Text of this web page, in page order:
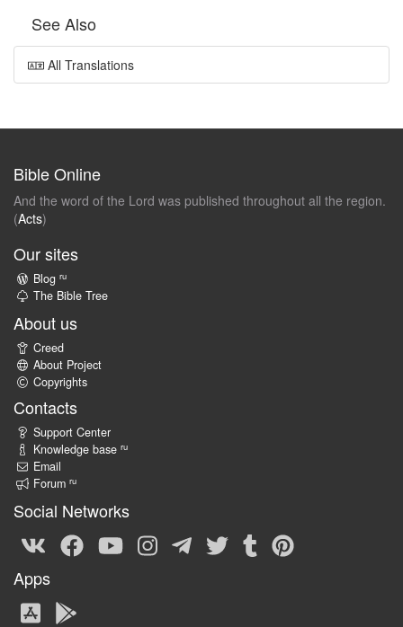
See Also
All Translations
Bible Online
And the word of the Lord was published throughout all the region.
(Acts)
Our sites
Blog ru
The Bible Tree
About us
Creed
About Project
Copyrights
Contacts
Support Center
Knowledge base ru
Email
Forum ru
Social Networks
Apps